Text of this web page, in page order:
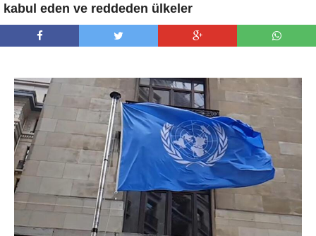
kabul eden ve reddeden ülkeler